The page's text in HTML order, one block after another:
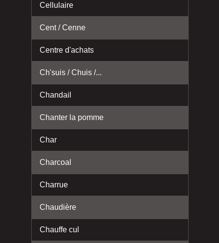
Cellulaire
Cent / Cenne
Centre d'achats
Ch'suis / Chuis /...
Chandail
Chanter la pomme
Char
Charcoal
Charrue
Chaudière
Chauffe cul